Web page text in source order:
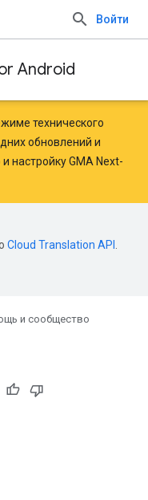
Войти
Android
технического
обновлений и
и настройку GMA Next-
Cloud Translation API
и сообщество